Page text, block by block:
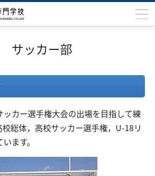
サッカー部
ッカー選手権大会の出場を目指して練
総体，高校サッカー選手権，U-18リ
ます。​